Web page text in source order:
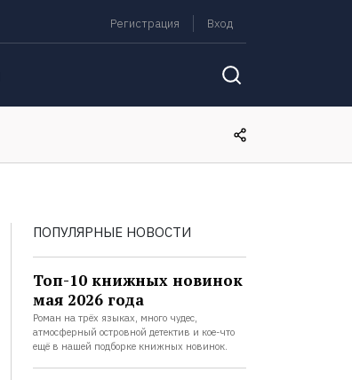
Регистрация Вход
ПОПУЛЯРНЫЕ НОВОСТИ
Топ-10 книжных новинок
мая 2026 года
Роман на трёх языках, много чудес,
атмосферный островной детектив и кое-что
ещё в нашей подборке книжных новинок.